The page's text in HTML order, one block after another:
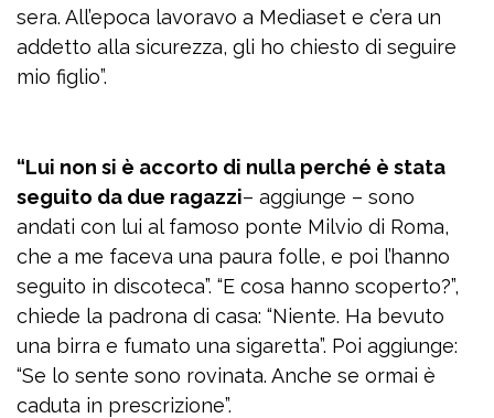
sera. All’epoca lavoravo a Mediaset e c’era un
addetto alla sicurezza, gli ho chiesto di seguire
mio figlio”.
“Lui non si è accorto di nulla perché è stata
seguito da due ragazzi– aggiunge – sono
andati con lui al famoso ponte Milvio di Roma,
che a me faceva una paura folle, e poi l’hanno
seguito in discoteca”. “E cosa hanno scoperto?”,
chiede la padrona di casa: “Niente. Ha bevuto
una birra e fumato una sigaretta”. Poi aggiunge:
“Se lo sente sono rovinata. Anche se ormai è
caduta in prescrizione”.